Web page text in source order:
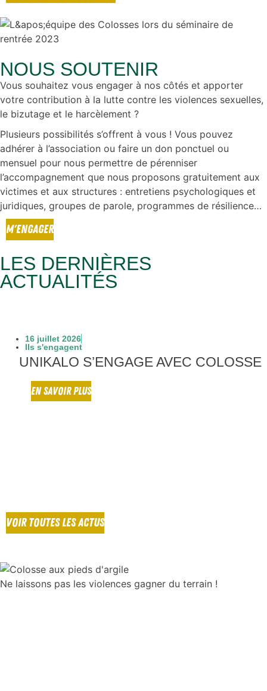
NOUS SOUTENIR
Vous souhaitez vous engager à nos côtés et apporter
votre contribution à la lutte contre les violences sexuelles,
le bizutage et le harcèlement ?
Plusieurs possibilités s’offrent à vous ! Vous pouvez
adhérer à l’association ou faire un don ponctuel ou
mensuel pour nous permettre de pérenniser
l’accompagnement que nous proposons gratuitement aux
victimes et aux structures : entretiens psychologiques et
juridiques, groupes de parole, programmes de résilience…
M'ENGAGER
LES DERNIÈRES
ACTUALITÉS
16 juillet 2026
Ils s'engagent
UNIKALO S’ENGAGE AVEC COLOSSE
EN SAVOIR PLUS
VOIR TOUTES LES ACTUS
Ne laissons pas les violences gagner du terrain !